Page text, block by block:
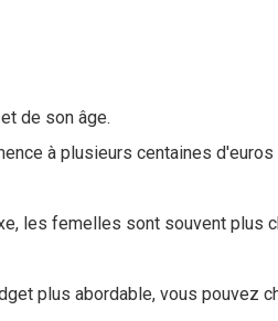
de son âge.
à plusieurs centaines
les femelles sont souvent plus
plus abordable, vous pouvez